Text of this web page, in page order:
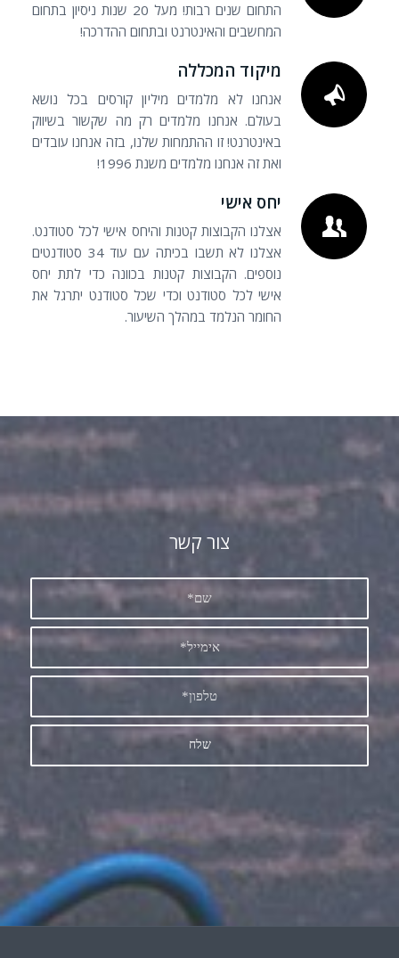
התחום שנים רבות! מעל 20 שנות ניסיון בתחום
המחשבים והאינטרנט ובתחום ההדרכה!
מיקוד המכללה
אנחנו לא מלמדים מיליון קורסים בכל נושא
בעולם. אנחנו מלמדים רק מה שקשור בשיווק
באינטרנט! זו ההתמחות שלנו, בזה אנחנו עובדים
ואת זה אנחנו מלמדים משנת 1996!
יחס אישי
אצלנו הקבוצות קטנות והיחס אישי לכל סטודנט.
אצלנו לא תשבו בכיתה עם עוד 34 סטודנטים
נוספים. הקבוצות קטנות בכוונה כדי לתת יחס
אישי לכל סטודנט וכדי שכל סטודנט יתרגל את
החומר הנלמד במהלך השיעור.
צור קשר